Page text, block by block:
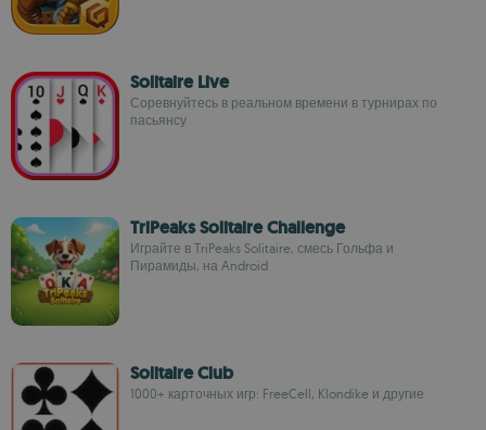
Solitaire Live
Соревнуйтесь в реальном времени в турнирах по
пасьянсу
TriPeaks Solitaire Challenge
Играйте в TriPeaks Solitaire, смесь Гольфа и
Пирамиды, на Android
Solitaire Club
1000+ карточных игр: FreeCell, Klondike и другие